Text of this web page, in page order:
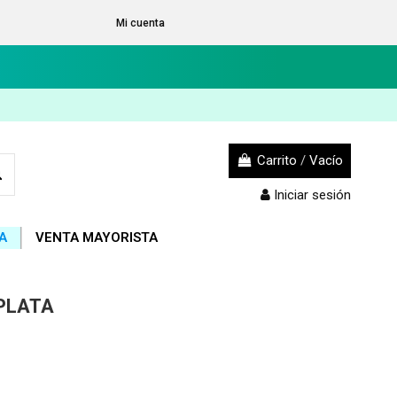
Mi cuenta
Carrito / Vacío
Iniciar sesión
VENTA MAYORISTA